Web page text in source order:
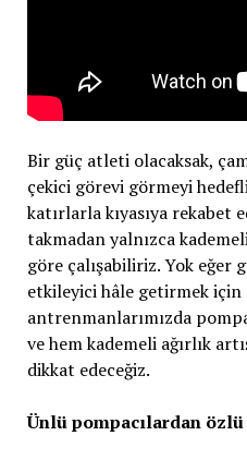
Bir güç atleti olacaksak,
çekici görevi görmeyi
katırlarla kıyasıya rekabet
takmadan yalnızca
göre çalışabiliriz. Yok eğer
etkileyici hâle getirmek için
antrenmanlarımızda
ve hem kademeli ağırlık
dikkat edeceğiz.
Ünlü pompacılardan